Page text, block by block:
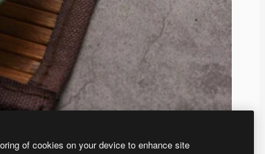
of cookies on your device to enhance site